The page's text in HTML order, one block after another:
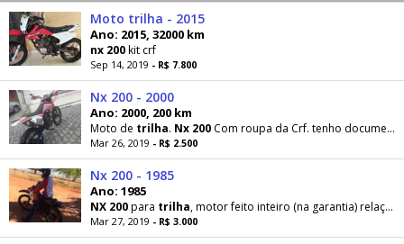
Moto trilha - 2015
Ano: 2015, 32000 km
nx 200kit crf
Sep 14, 2019 - R$ 7.800
Nx 200 - 2000
Ano: 2000, 200 km
Moto de trilha. Nx 200 Com roupa da Crf. tenho documento pra andar na Caretinha
Mar 26, 2019 - R$ 2.500
Nx 200 - 1985
Ano: 1985
NX 200para trilha, motor feito inteiro (na garantia) relação zera (na garantia), freio a Disco
Mar 27, 2019 - R$ 3.000